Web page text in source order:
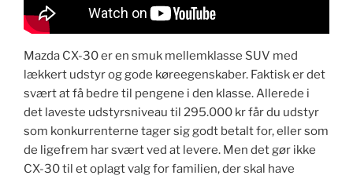
Mazda CX-30 er en smuk mellemklasse SUV med
lækkert udstyr og gode køreegenskaber. Faktisk er det
svært at få bedre til pengene i den klasse. Allerede i
det laveste udstyrsniveau til 295.000 kr får du udstyr
som konkurrenterne tager sig godt betalt for, eller som
de ligefrem har svært ved at levere. Men det gør ikke
CX-30 til et oplagt valg for familien, der skal have